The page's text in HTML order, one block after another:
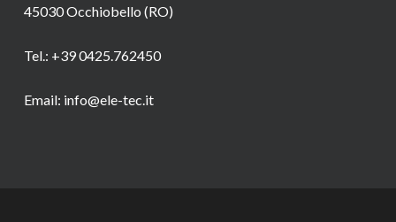
45030 Occhiobello (RO)
Tel.: +39 0425.762450
Email: info@ele-tec.it